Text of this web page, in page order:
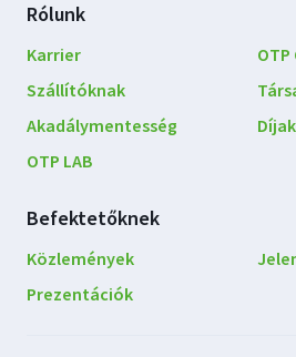
Rólunk
Karrier
Szállítóknak
Akadálymentesség
OTP LAB
Befektetőknek
Közlemények
Prezentációk